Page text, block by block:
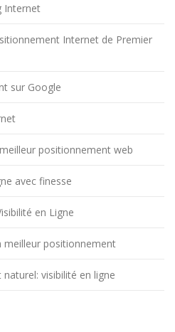
Internet
Internet de Premier
sur Google
positionnement web
avec finesse
en Ligne
meilleur positionnement
visibilité en ligne